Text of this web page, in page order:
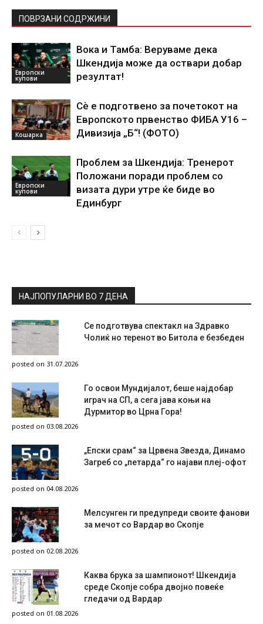
ПОВРЗАНИ СОДРЖИНИ
Европски
купови
Вока и Тамба: Веруваме дека
Шкендија може да оствари добар
резултат!
Кошарка
Сѐ е подготвено за почетокот на
Европското првенство ФИБА У16 –
Дивизија „Б“! (ФОТО)
Европски
купови
Проблем за Шкендија: Тренерот
Положани поради проблем со
визата дури утре ќе биде во
Единбург
НАЈПОПУЛАРНИ ВО 7 ДЕНА
Се подготвува спектакл на Здравко
Чолиќ но теренот во Битола е безбеден
posted on 31.07.2026
Го освои Мундијалот, беше најдобар
играч на СП, а сега јава коњи на
Дурмитор во Црна Гора!
posted on 03.08.2026
„Епски срам“ за Црвена Звезда, Динамо
Загреб со „петарда“ го најави плеј-офот
posted on 04.08.2026
Мелсунген ги предупреди своите фанови
за мечот со Вардар во Скопје
posted on 02.08.2026
Каква брука за шампионот! Шкендија
среде Скопје собра двојно повеќе
гледачи од Вардар
posted on 01.08.2026